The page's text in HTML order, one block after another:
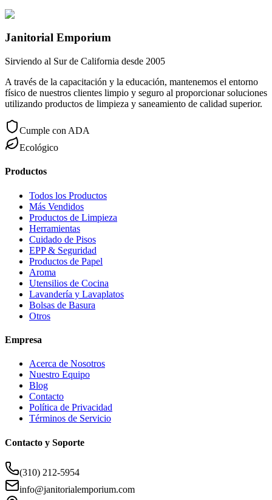
Janitorial Emporium
Sirviendo al Sur de California desde 2005
A través de la capacitación y la educación, mantenemos el entorno
físico de nuestros clientes limpio y seguro al proporcionar soluciones
utilizando productos de limpieza y saneamiento de calidad superior.
Cumple con ADA
Ecológico
Productos
Todos los Productos
Más Vendidos
Productos de Limpieza
Herramientas
Cuidado de Pisos
EPP & Seguridad
Productos de Papel
Aroma
Utensilios de Cocina
Lavandería y Lavaplatos
Bolsas de Basura
Otros
Empresa
Acerca de Nosotros
Nuestro Equipo
Blog
Contacto
Política de Privacidad
Términos de Servicio
Contacto y Soporte
(310) 212-5954
info@janitorialemporium.com